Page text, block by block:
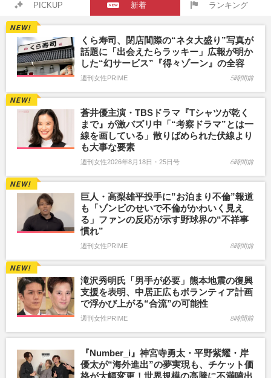
PICKUP 新着 ランキング
くら寿司、閉店間際の“ネタ大盛り”写真が
話題に「出会えたらラッキー」広報が明か
した“幻サービス”『得々ゾーン』の全容
週刊女性PRIME 5時間前
蒼井優主演・TBSドラマ『Tシャツが乾く
まで』が激バズリ中「“考察ドラマ”とは一
線を画している」散りばめられた伏線より
も大事な要素
週刊女性2026年8月18日・25日号 6時間前
巨人・高梨雄平投手に”お泊まり不倫”報道
も「ゾンビのせいで不倫がかわいく見え
る」ファンの反応が示す野球界の“不祥事
慣れ”
週刊女性PRIME 8時間前
滝沢秀明氏「男手が必要」熊本地震の復興
支援を表明、中居正広もボランティア計画
で浮かび上がる“合流”の可能性
週刊女性PRIME 8時間前
『Number_i』神宮寺勇太・平野紫耀・岸
優太が“海外進出”の夢実現も、チケット価